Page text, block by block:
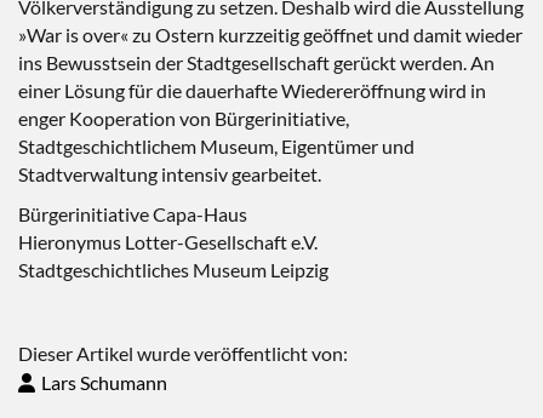
Völkerverständigung zu setzen. Deshalb wird die Ausstellung
»War is over« zu Ostern kurzzeitig geöffnet und damit wieder
ins Bewusstsein der Stadtgesellschaft gerückt werden. An
einer Lösung für die dauerhafte Wiedereröffnung wird in
enger Kooperation von Bürgerinitiative,
Stadtgeschichtlichem Museum, Eigentümer und
Stadtverwaltung intensiv gearbeitet.
Bürgerinitiative Capa-Haus
Hieronymus Lotter-Gesellschaft e.V.
Stadtgeschichtliches Museum Leipzig
Dieser Artikel wurde veröffentlicht von:
Lars Schumann